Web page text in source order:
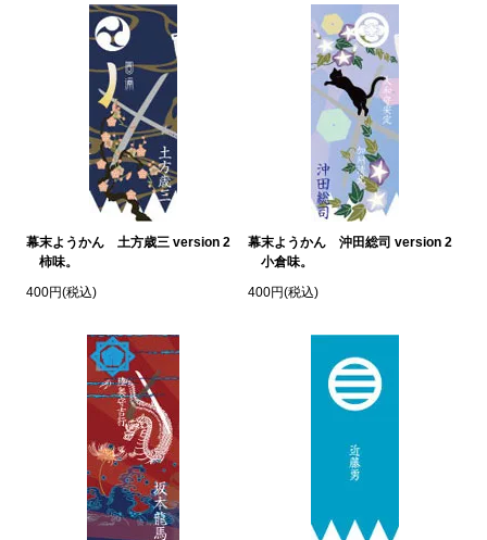
幕末ようかん 土方歳三 version 2
柿味。
400円(税込)
幕末ようかん 沖田総司 version 2
小倉味。
400円(税込)